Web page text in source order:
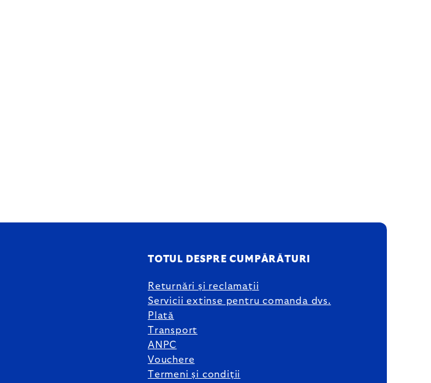
TOTUL DESPRE CUMPĂRĂTURI
Returnări și reclamații
Servicii extinse pentru comanda dvs.
Plată
Transport
ANPC
Vouchere
Termeni și condiții